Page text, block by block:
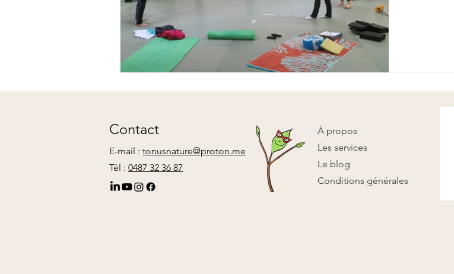
Contact
E-mail : tonusnature@proton.me
Tél : 0487 32 36 87
À propos
Les services
Le blog
Conditions générales